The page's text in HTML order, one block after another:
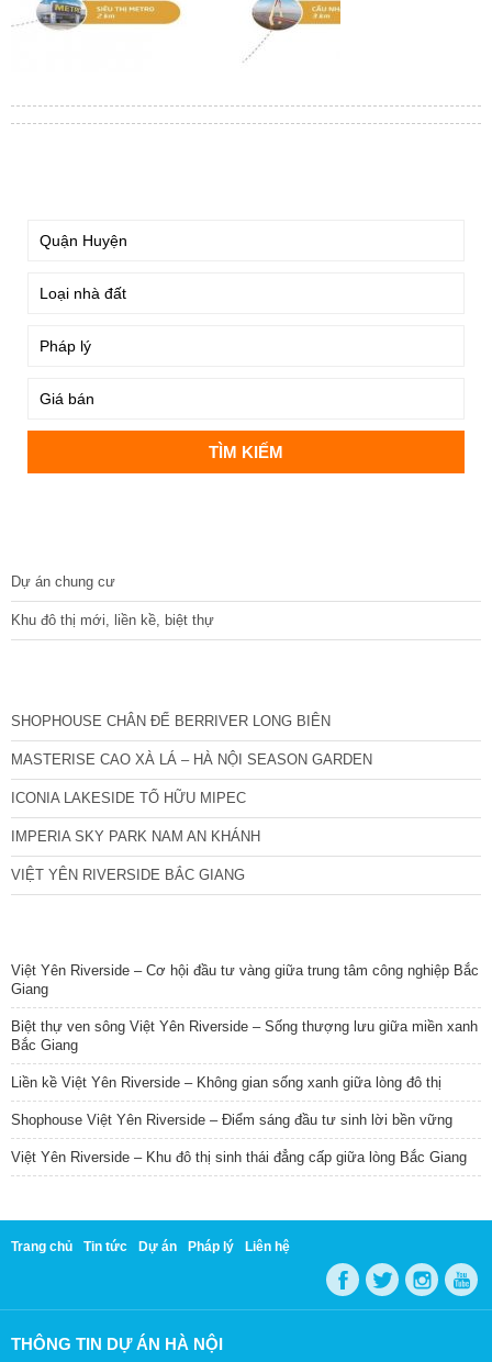
Dự án chung cư
Khu đô thị mới, liền kề, biệt thự
SHOPHOUSE CHÂN ĐẾ BERRIVER LONG BIÊN
MASTERISE CAO XÀ LÁ – HÀ NỘI SEASON GARDEN
ICONIA LAKESIDE TỐ HỮU MIPEC
IMPERIA SKY PARK NAM AN KHÁNH
VIỆT YÊN RIVERSIDE BẮC GIANG
Việt Yên Riverside – Cơ hội đầu tư vàng giữa trung tâm công nghiệp Bắc
Giang
Biệt thự ven sông Việt Yên Riverside – Sống thượng lưu giữa miền xanh
Bắc Giang
Liền kề Việt Yên Riverside – Không gian sống xanh giữa lòng đô thị
Shophouse Việt Yên Riverside – Điểm sáng đầu tư sinh lời bền vững
Việt Yên Riverside – Khu đô thị sinh thái đẳng cấp giữa lòng Bắc Giang
Trang chủ Tin tức Dự án Pháp lý Liên hệ
THÔNG TIN DỰ ÁN HÀ NỘI